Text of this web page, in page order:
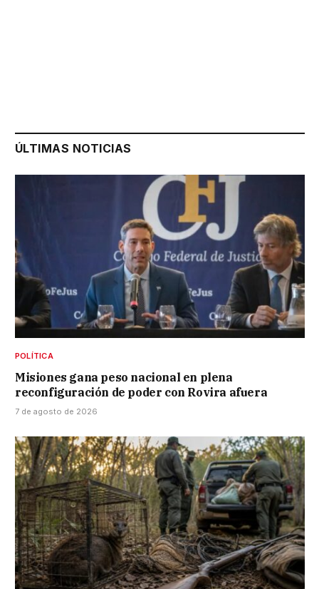
ÚLTIMAS NOTICIAS
POLÍTICA
Misiones gana peso nacional en plena
reconfiguración de poder con Rovira afuera
7 de agosto de 2026